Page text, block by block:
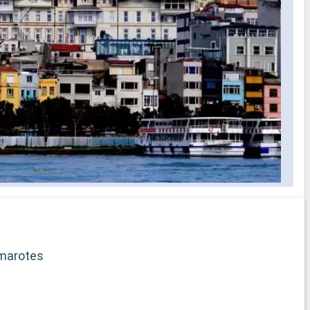
para
niños
zapatillas)
los
a bordo
de
servicio de té por la tarde, aperitivos
disponibles día y noche y
entretenimiento en directo por la noche
- Un solárium con piscina privada,
bañeras de hidromasaje, área para tomar
el sol y bar al aire libre con las mejores
vistas
- Restaurante gourmet a la carta para
desayuno, almuerzo y cena con libre
elección de horario para cenar